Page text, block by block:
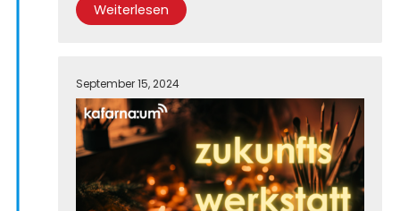
Weiterlesen
September 15, 2024